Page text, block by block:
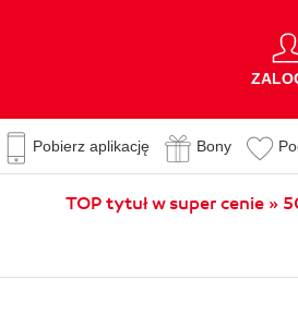
Pobierz aplikację Bony
TOP tytuł w super cenie »